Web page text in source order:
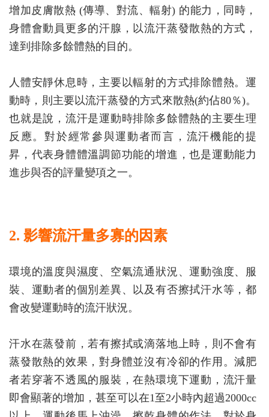
增加皮膚散熱 (傳導、對流、輻射) 的能力，同時，
身體會動員更多的汗腺，以流汗蒸發散熱的方式，
達到排除多餘體熱的目的。
人體安靜休息時，主要以輻射的方式排除體熱。運
動時，則主要以流汗蒸發的方式來散熱(約佔80％)。
也就是說，流汗是運動時排除多餘體熱的主要生理
反應。對於經常參與運動者而言，流汗機能的提
昇，代表身體體溫調節功能的增進，也是運動能力
進步與否的評量變項之一。
2. 影響流汗量多寡的因素
環境的溫度與濕度、空氣流通狀況、運動強度、服
裝、運動者的個別差異、以及有否擦拭汗水等，都
會改變運動時的流汗狀況。
汗水在蒸發前，若有擦拭或滴落地上時，則不會有
蒸發散熱的效果，對身體並沒有冷卻的作用。減肥
者若穿著不透風的服裝，在熱環境下運動，流汗量
即會顯著的增加，甚至可以在1至2小時內超過2000cc